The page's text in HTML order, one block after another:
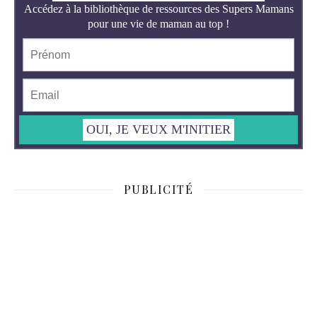
PUBLICITÉ